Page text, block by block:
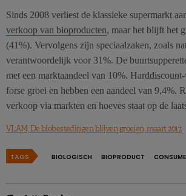
Sinds 2008 verliest de klassieke supermarkt
verkoop van bioproducten, maar het blijft het
(41%). Vervolgens zijn speciaalzaken, zoals
verantwoordelijk voor 31%. De
met een marktaandeel van 10%.
forse groei en hebben een aandeel van 9,4%.
verkoop via markten en hoeves staat op de
VLAM, De biobestedingen blijven groeien, maart 2017.
TAGS BIOLOGISCH BIOPRODUCT